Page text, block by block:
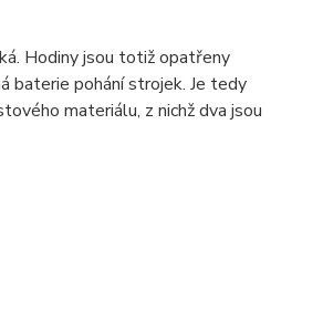
Hodiny jsou totiž opatřeny
baterie pohání strojek. Je tedy
materiálu, z nichž dva jsou